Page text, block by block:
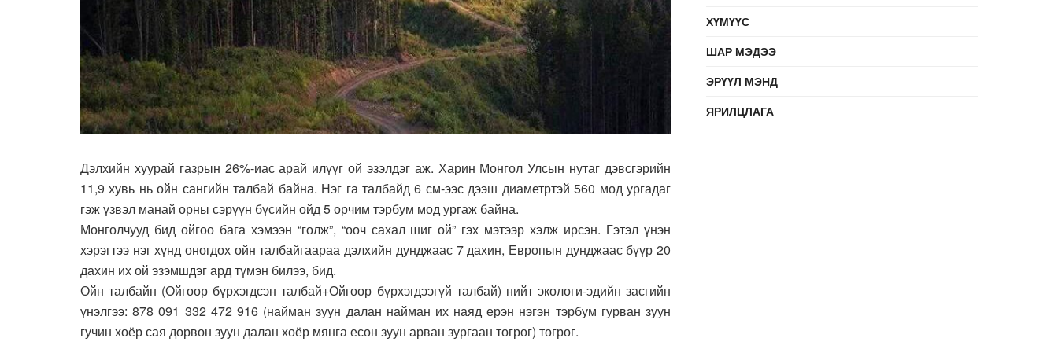
Дэлхийн хуурай газрын 26%-иас арай илүүг ой эзэлдэг аж. Харин Монгол Улсын нутаг дэвсгэрийн
11,9 хувь нь ойн сангийн талбай байна. Нэг га талбайд 6 см-ээс дээш диаметртэй 560 мод ургадаг
гэж үзвэл манай орны сэрүүн бүсийн ойд 5 орчим тэрбум мод ургаж байна.
Монголчууд бид ойгоо бага хэмээн “голж”, “ооч сахал шиг ой” гэх мэтээр хэлж ирсэн. Гэтэл үнэн
хэрэгтээ нэг хүнд оногдох ойн талбайгаараа дэлхийн дунджаас 7 дахин, Европын дунджаас бүүр 20
дахин их ой эзэмшдэг ард түмэн билээ, бид.
Ойн талбайн (Ойгоор бүрхэгдсэн талбай+Ойгоор бүрхэгдээгүй талбай) нийт экологи-эдийн засгийн
үнэлгээ: 878 091 332 472 916 (найман зуун далан найман их наяд ерэн нэгэн тэрбум гурван зуун
гучин хоёр сая дөрвөн зуун далан хоёр мянга есөн зуун арван зургаан төгрөг) төгрөг.
ХҮМҮҮС
ШАР МЭДЭЭ
ЭРҮҮЛ МЭНД
ЯРИЛЦЛАГА